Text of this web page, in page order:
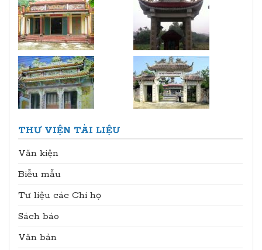
THƯ VIỆN TÀI LIỆU
Văn kiện
Biễu mẫu
Tư liệu các Chi họ
Sách báo
Văn bản